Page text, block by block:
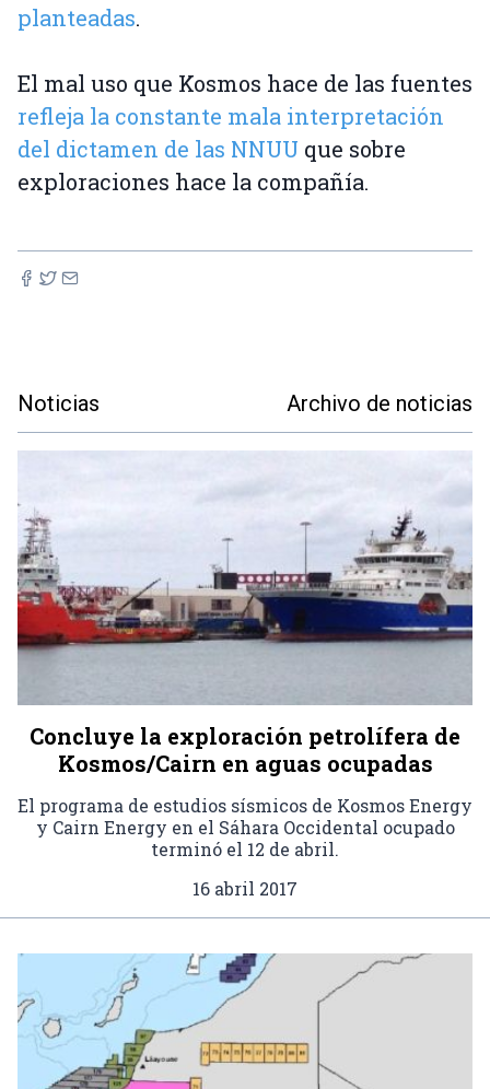
planteadas.
El mal uso que Kosmos hace de las fuentes
refleja la constante mala interpretación
del dictamen de las NNUU que sobre
exploraciones hace la compañía.
Noticias Archivo de noticias
Concluye la exploración petrolífera de
Kosmos/Cairn en aguas ocupadas
El programa de estudios sísmicos de Kosmos Energy
y Cairn Energy en el Sáhara Occidental ocupado
terminó el 12 de abril.
16 abril 2017